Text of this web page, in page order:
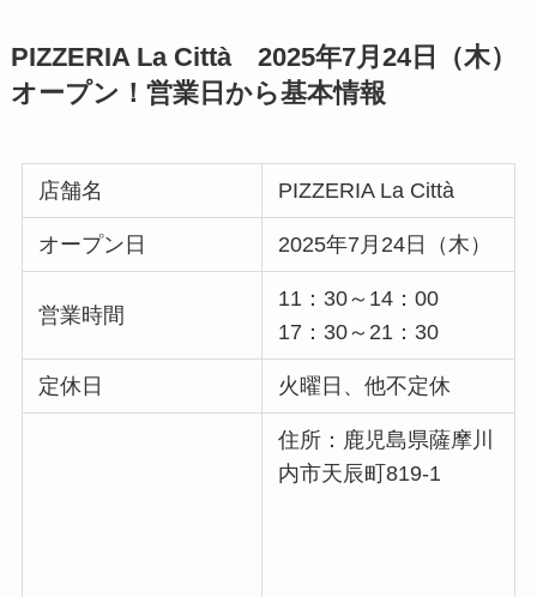
PIZZERIA La Città 2025年7月24日（木）
オープン！営業日から基本情報
店舗名 PIZZERIA La Città
オープン日 2025年7月24日（木）
営業時間
11：30～14：00
17：30～21：30
定休日 火曜日、他不定休
住所：鹿児島県薩摩川
内市天辰町819-1